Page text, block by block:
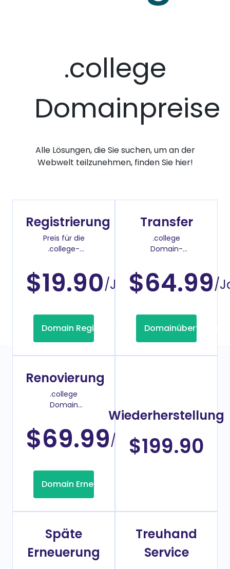
.college
Domainpreise
Alle Lösungen, die Sie suchen, um an der
Webwelt teilzunehmen, finden Sie hier!
Registrierung
Preis für die
.college-
$19.90/Jahr
Domain Registrierung
Transfer
.college
Domain-
$64.99/
Domainübertragung
Renovierung
.college
Domain
$69.99/Jahr
Domain Erneuerung
Wiederherstellung
$199.90
Späte
Erneuerung
Treuhand
Service